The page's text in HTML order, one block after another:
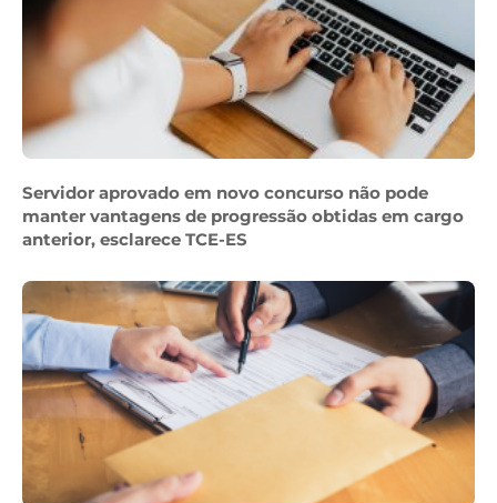
Servidor aprovado em novo concurso não pode
manter vantagens de progressão obtidas em cargo
anterior, esclarece TCE-ES